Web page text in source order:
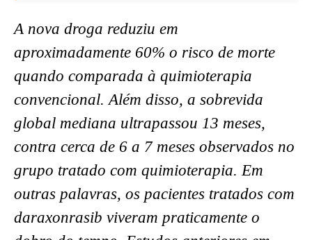
A nova droga reduziu em
aproximadamente 60% o risco de morte
quando comparada à quimioterapia
convencional. Além disso, a sobrevida
global mediana ultrapassou 13 meses,
contra cerca de 6 a 7 meses observados no
grupo tratado com quimioterapia. Em
outras palavras, os pacientes tratados com
daraxonrasib viveram praticamente o